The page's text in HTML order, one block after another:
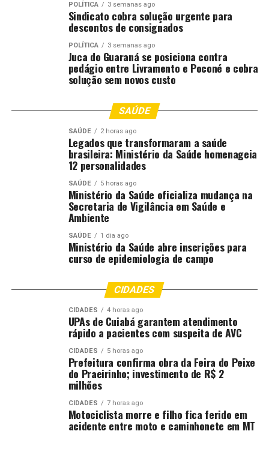
POLÍTICA 3 semanas ago
Sindicato cobra solução urgente para
descontos de consignados
POLÍTICA 3 semanas ago
Juca do Guaraná se posiciona contra
pedágio entre Livramento e Poconé e cobra
solução sem novos custo
SAÚDE
SAÚDE 2 horas ago
Legados que transformaram a saúde
brasileira: Ministério da Saúde homenageia
12 personalidades
SAÚDE 5 horas ago
Ministério da Saúde oficializa mudança na
Secretaria de Vigilância em Saúde e
Ambiente
SAÚDE 1 dia ago
Ministério da Saúde abre inscrições para
curso de epidemiologia de campo
CIDADES
CIDADES 4 horas ago
UPAs de Cuiabá garantem atendimento
rápido a pacientes com suspeita de AVC
CIDADES 5 horas ago
Prefeitura confirma obra da Feira do Peixe
do Praeirinho; investimento de R$ 2
milhões
CIDADES 7 horas ago
Motociclista morre e filho fica ferido em
acidente entre moto e caminhonete em MT